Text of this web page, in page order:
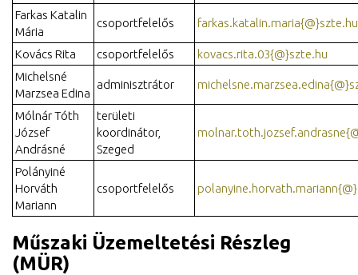
Farkas Katalin
Mária
csoportfelelős farkas.katalin.maria{@}szte.hu
Kovács Rita csoportfelelős
kovacs.rita.03{@}szte.hu
Michelsné
Marzsea Edina
adminisztrátor
Mólnár Tóth
József
Andrásné
területi
koordinátor,
Szeged
Polányiné
Horváth
Mariann
csoportfelelős
Műszaki Üzemeltetési Részleg
(MÜR)